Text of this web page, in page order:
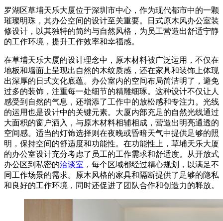
罗湖区草埔天乐大厦位于深圳市中心，作为现代都市中的一颗
璀璨明珠，其办公空间的设计至关重要。日式原木风办公室装
修设计，以其独特的简约与自然风格，为员工营造出舒适宁静
的工作环境，提升工作效率和幸福感。
在草埔天乐大厦的设计理念中，原木材料被广泛运用，不仅在
地板和墙面上呈现出自然的木纹质感，还在家具和装饰上体现
出深厚的日式文化底蕴。办公室内的空间布局简洁明了，避免
过多的装饰，注重每一处细节的精雕细琢。这种设计不仅让人
感受到自然的气息，还增添了工作中的放松感和专注力。光线
的运用也是设计中的关键元素。大厦内部充足的自然光线通过
大面积的窗户洒入，与原木材料相辅相成，营造出明亮通透的
空间感。适当的灯饰选择则在夜晚或昏暗天气中提供足够的照
明，保持空间的舒适度和功能性。在功能性上，草埔天乐大厦
的办公室设计充分考虑了员工的工作需求和舒适度。从开放式
办公区到私密的洽谈室 ，每个区域都经过精心规划，以满足不
同工作场景的需求。原木风格的家具和隔断提供了足够的隐私
和良好的工作环境，同时还促进了团队合作和创造力的释放。